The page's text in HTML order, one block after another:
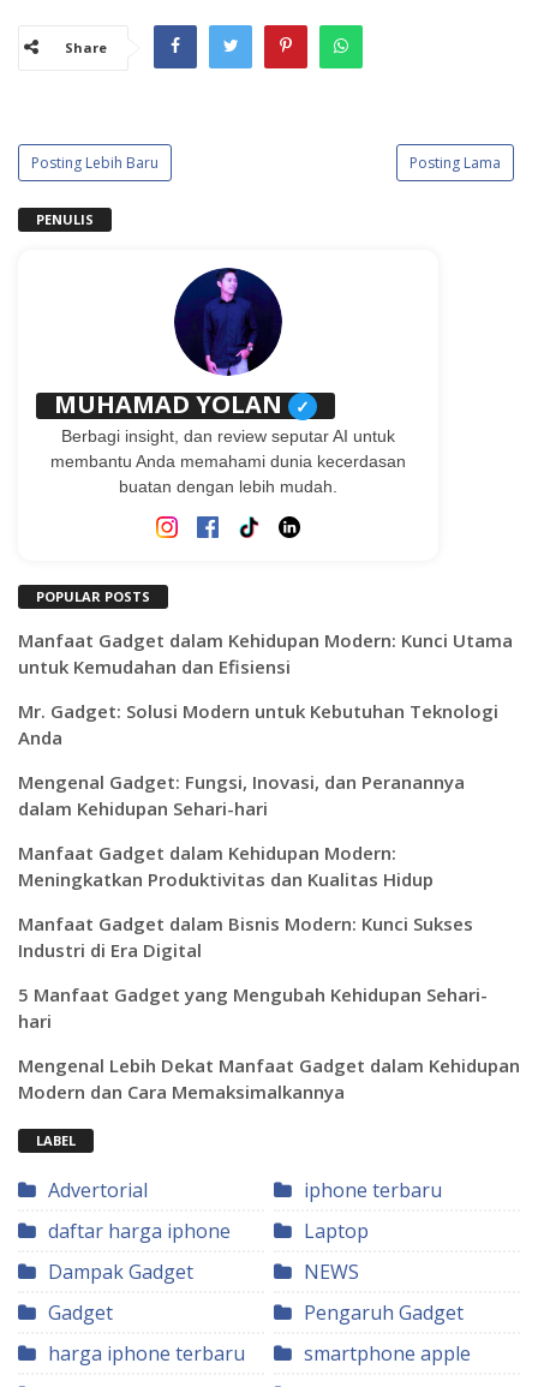
Share
Posting Lebih Baru Posting Lama
PENULIS
MUHAMAD YOLAN ✓
Berbagi insight, dan review seputar AI untuk
membantu Anda memahami dunia kecerdasan
buatan dengan lebih mudah.
POPULAR POSTS
Manfaat Gadget dalam Kehidupan Modern: Kunci Utama
untuk Kemudahan dan Efisiensi
Mr. Gadget: Solusi Modern untuk Kebutuhan Teknologi
Anda
Mengenal Gadget: Fungsi, Inovasi, dan Peranannya
dalam Kehidupan Sehari-hari
Manfaat Gadget dalam Kehidupan Modern:
Meningkatkan Produktivitas dan Kualitas Hidup
Manfaat Gadget dalam Bisnis Modern: Kunci Sukses
Industri di Era Digital
5 Manfaat Gadget yang Mengubah Kehidupan Sehari-
hari
Mengenal Lebih Dekat Manfaat Gadget dalam Kehidupan
Modern dan Cara Memaksimalkannya
LABEL
Advertorial
daftar harga iphone
Dampak Gadget
Gadget
harga iphone terbaru
iphone terbaru
Laptop
NEWS
Pengaruh Gadget
smartphone apple